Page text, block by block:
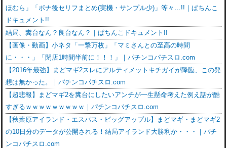
ほむら」「ボナ後セリフまとめ(実機・サンプル少)」等々…!!｜ぱちんこ
ドキュメント!!
結局、糞台なん？良台なん？｜ぱちんこドキュメント!!
【画像・動画】小ネタ「一撃万枚」「マミさんとの至高の時間
に・・・」「閉店1時間半前に！！！」｜パチンコパチスロ.com
【2016年最強】まどマギ2スレにアルティメットキチガイが降臨、この発
想は無かった。｜パチンコパチスロ.com
【超悲報】まどマギ2を糞台にしたいアンチが一生懸命考えた例え話が酷
すぎるｗｗｗｗｗｗｗｗｗ｜パチンコパチスロ.com
【秋葉原アイランド・エスパス・ビッグアップル】まどマギ・まどマギ2
の10日分のデータが公開される！結局アイランド大勝利か・・・｜パチ
ンコパチスロ.com